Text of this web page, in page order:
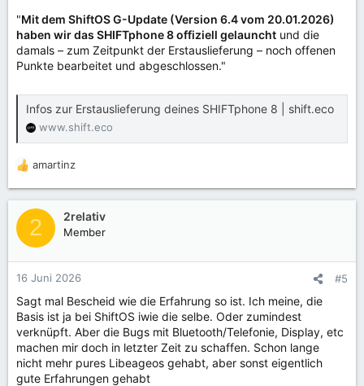
"Mit dem ShiftOS G-Update (Version 6.4 vom 20.01.2026)
haben wir das SHIFTphone 8 offiziell gelauncht und die
damals – zum Zeitpunkt der Erstauslieferung – noch offenen
Punkte bearbeitet und abgeschlossen."
Infos zur Erstauslieferung deines SHIFTphone 8 | shift.eco
www.shift.eco
R
a
k
t
n
n
:
amartinz
2 2relativ
Member
16 Juni 2026 #5
Sagt mal Bescheid wie die Erfahrung so ist. Ich meine, die
Basis ist ja bei ShiftOS iwie die selbe. Oder zumindest
verknüpft. Aber die Bugs mit Bluetooth/Telefonie, Display, etc
machen mir doch in letzter Zeit zu schaffen. Schon lange
nicht mehr pures Libeageos gehabt, aber sonst eigentlich
gute Erfahrungen gehabt